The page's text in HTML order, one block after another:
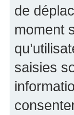
de
moment
saisies